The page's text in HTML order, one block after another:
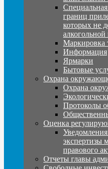
границ
которых не
Маркировка
Информация
Ярмарки
Бытовые
Охрана
Охрана
Протоколы
Оценка
экспертизы
правового
Отчеты главы